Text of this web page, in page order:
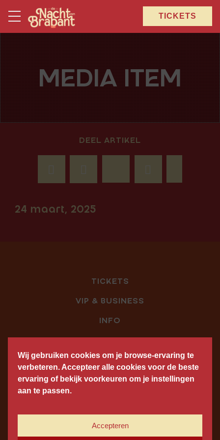
Wij gebruiken cookies om je browse-ervaring te
verbeteren. Accepteer alle cookies voor de beste
ervaring of bekijk voorkeuren om je instellingen
aan te passen.
Accepteren
TICKETS
MEDIA ITEM
DEEL ARTIKEL
24 maart, 2025
TICKETS
VIP & BUSINESS
INFO
PRIVACY
ALGEMENE VOORWAARDEN